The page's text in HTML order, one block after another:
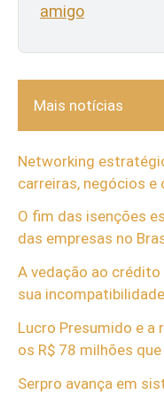
amigo
Mais notícias
Networking
carreiras, negócios e
O fim das isenções
das empresas no
A vedação ao
sua
Lucro Presumido e
os R$ 78 milhões
Serpro avança em